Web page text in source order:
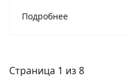
Подробнее
Страница 1 из 8